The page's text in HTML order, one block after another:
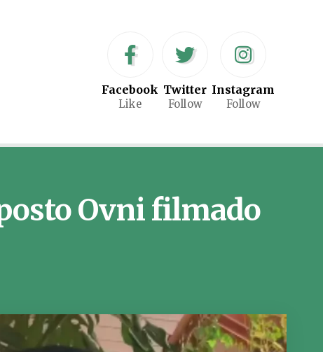
Facebook
Like
Twitter
Follow
Instagram
Follow
Ovni filmado